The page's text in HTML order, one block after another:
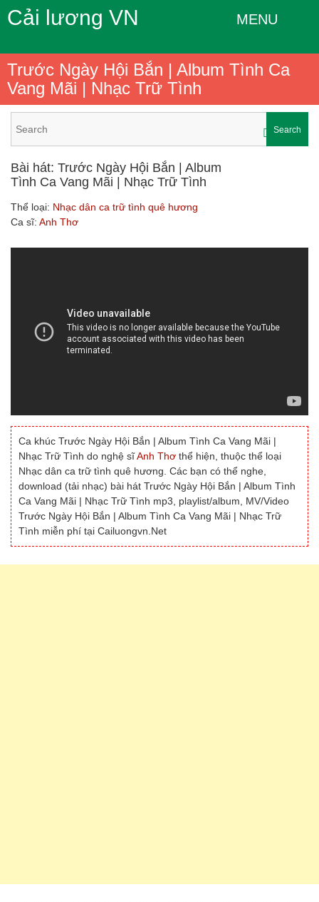
Cải lương VN MENU
Trước Ngày Hội Bắn | Album Tình Ca
Vang Mãi | Nhạc Trữ Tình
Search
Bài hát: Trước Ngày Hội Bắn | Album
Tình Ca Vang Mãi | Nhạc Trữ Tình
Thể loại: Nhạc dân ca trữ tình quê hương
Ca sĩ: Anh Thơ
Ca khúc Trước Ngày Hội Bắn | Album Tình Ca Vang Mãi |
Nhạc Trữ Tình do nghệ sĩAnh Thơ thể hiện, thuộc thể loại
Nhạc dân ca trữ tình quê hương. Các bạn có thể nghe,
download (tải nhạc) bài hát Trước Ngày Hội Bắn | Album Tình
Ca Vang Mãi | Nhạc Trữ Tình mp3, playlist/album, MV/Video
Trước Ngày Hội Bắn | Album Tình Ca Vang Mãi | Nhạc Trữ
Tình miễn phí tại Cailuongvn.Net